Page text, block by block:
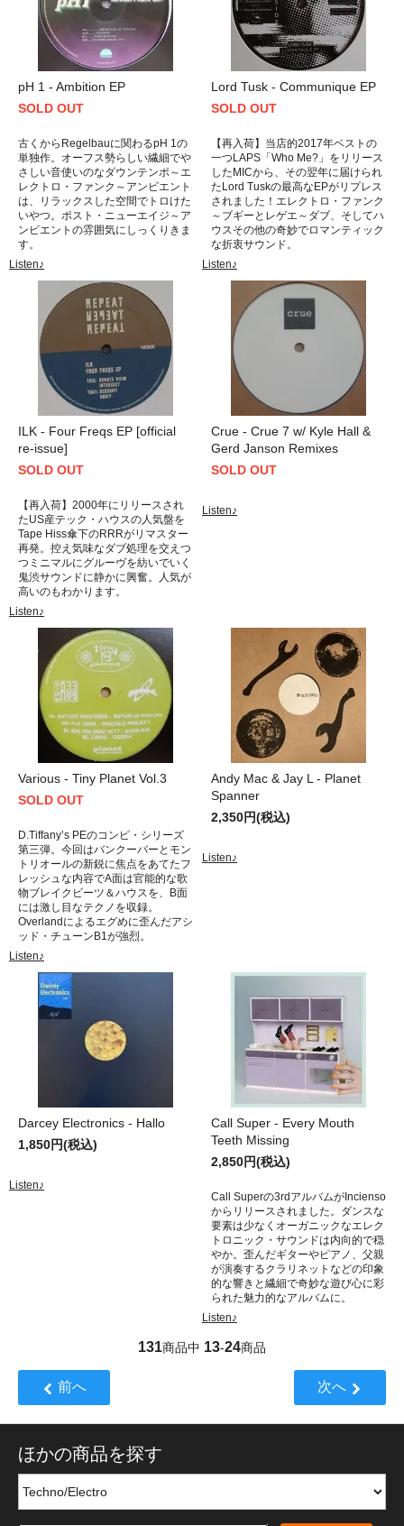
pH 1 - Ambition EP
SOLD OUT
古くからRegelbauに関わるpH 1の
単独作。オーフス勢らしい繊細でや
さしい音使いのなダウンテンポ～エ
レクトロ・ファンク～アンビエント
は、リラックスした空間でトロけた
いやつ。ポスト・ニューエイジ～ア
ンビエントの雰囲気にしっくりきま
す。
Listen♪
Lord Tusk - Communique EP
SOLD OUT
【再入荷】当店的2017年ベストの
一つLAPS「Who Me?」をリリース
したMICから、その翌年に届けられ
たLord Tuskの最高なEPがリプレス
されました！エレクトロ・ファンク
～ブギーとレゲエ～ダブ、そしてハ
ウスその他の奇妙でロマンティック
な折衷サウンド。
Listen♪
ILK - Four Freqs EP [official
re-issue]
SOLD OUT
【再入荷】2000年にリリースされ
たUS産テック・ハウスの人気盤を
Tape Hiss傘下のRRRがリマスター
再発。控え気味なダブ処理を交えつ
つミニマルにグルーヴを紡いでいく
鬼渋サウンドに静かに興奮。人気が
高いのもわかります。
Listen♪
Crue - Crue 7 w/ Kyle Hall &
Gerd Janson Remixes
SOLD OUT
Listen♪
Various - Tiny Planet Vol.3
SOLD OUT
D.Tiffany’s PEのコンピ・シリーズ
第三弾。今回はバンクーバーとモン
トリオールの新鋭に焦点をあてたフ
レッシュな内容でA面は官能的な歌
物ブレイクビーツ＆ハウスを、B面
には激し目なテクノを収録。
Overlandによるエグめに歪んだアシ
ッド・チューンB1が強烈。
Listen♪
Andy Mac & Jay L - Planet
Spanner
2,350円(税込)
Listen♪
Darcey Electronics - Hallo
1,850円(税込)
Listen♪
Call Super - Every Mouth
Teeth Missing
2,850円(税込)
Call Superの3rdアルバムがIncienso
からリリースされました。ダンスな
要素は少なくオーガニックなエレク
トロニック・サウンドは内向的で穏
やか。歪んだギターやピアノ、父親
が演奏するクラリネットなどの印象
的な響きと繊細で奇妙な遊び心に彩
られた魅力的なアルバムに。
Listen♪
131商品中 13-24商品
前へ 次へ
ほかの商品を探す